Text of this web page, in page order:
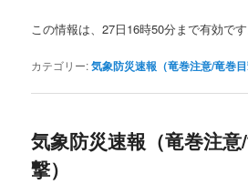
この情報は、27日16時50分まで有効です
カテゴリー:気象防災速報（竜巻注意/竜巻目
気象防災速報（竜巻注意
撃）